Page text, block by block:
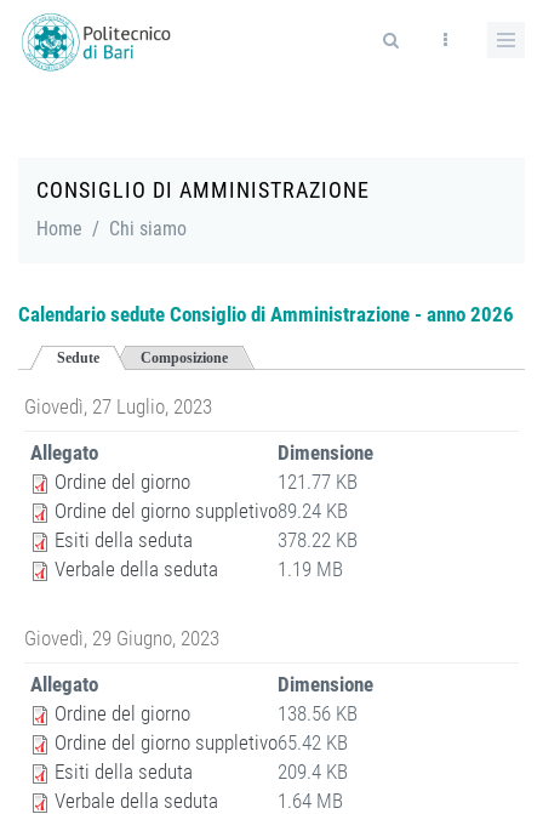
Salta al contenuto principale
CONSIGLIO DI AMMINISTRAZIONE
Home / Chi siamo
Calendario sedute Consiglio di Amministrazione - anno 2026
Sedute Composizione
Giovedì, 27 Luglio, 2023
Allegato
Dimensione
Ordine del giorno
121.77 KB
Ordine del giorno suppletivo89.24 KB
Esiti della seduta
378.22 KB
Verbale della seduta
1.19 MB
Giovedì, 29 Giugno, 2023
Allegato
Dimensione
Ordine del giorno
138.56 KB
Ordine del giorno suppletivo65.42 KB
Esiti della seduta
209.4 KB
Verbale della seduta
1.64 MB